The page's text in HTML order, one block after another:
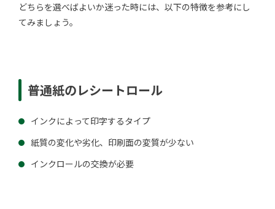
どちらを選べばよいか迷った時には、以下の特徴を参考にし
てみましょう。
普通紙のレシートロール
インクによって印字するタイプ
紙質の変化や劣化、印刷面の変質が少ない
インクロールの交換が必要